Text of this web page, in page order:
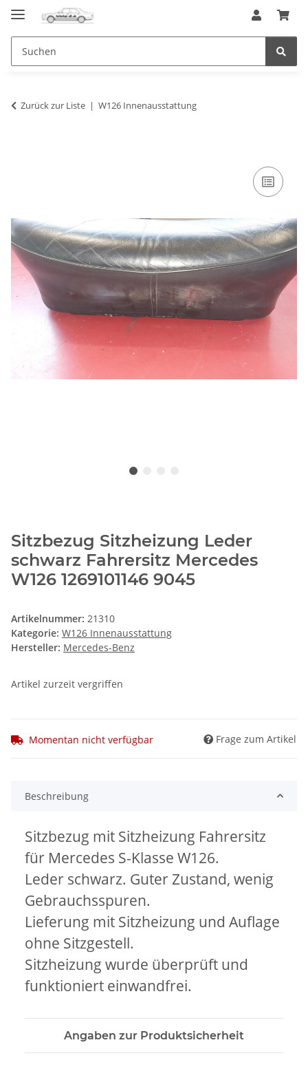
Zurück zur Liste W126 Innenausstattung
Sitzbezug Sitzheizung Leder
schwarz Fahrersitz Mercedes
W126 1269101146 9045
Artikelnummer: 21310
Kategorie: W126 Innenausstattung
Hersteller: Mercedes-Benz
Artikel zurzeit vergriffen
Momentan nicht verfügbar Frage zum Artikel
Beschreibung
Sitzbezug mit Sitzheizung Fahrersitz
für Mercedes S-Klasse W126.
Leder schwarz. Guter Zustand, wenig
Gebrauchsspuren.
Lieferung mit Sitzheizung und Auflage
ohne Sitzgestell.
Sitzheizung wurde überprüft und
funktioniert einwandfrei.
Angaben zur Produktsicherheit